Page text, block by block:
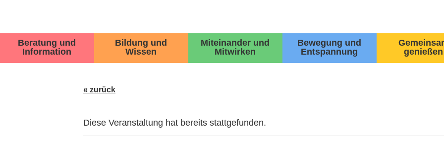
Beratung und
Information
Bildung und
Wissen
Miteinander und
Mitwirken
Bewegung und
Entspannung
genießen
« zurück
Diese Veranstaltung hat bereits stattgefunden.